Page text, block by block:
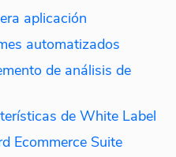
aplicación
automatizados
de análisis de
de White Label
Ecommerce Suite